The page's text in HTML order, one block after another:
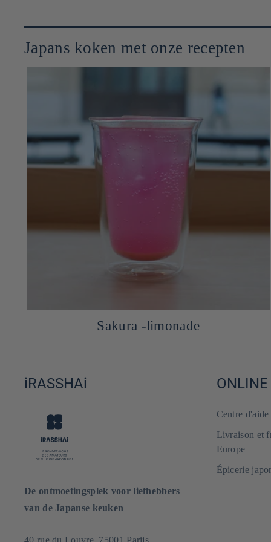
Japans koken met onze recepten
Sakura -limonade
iRASSHAi
De ontmoetingsplek voor liefhebbers
van de Japanse keuken
ONLINE
Centre
Livraison et
Europe
Épicerie